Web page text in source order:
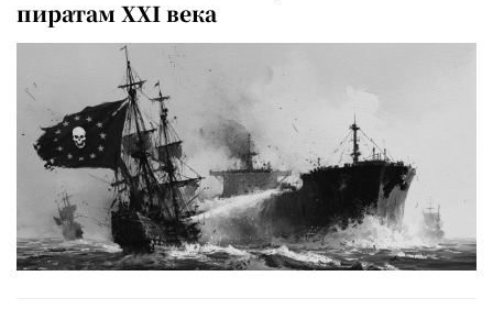
пиратам XXI века